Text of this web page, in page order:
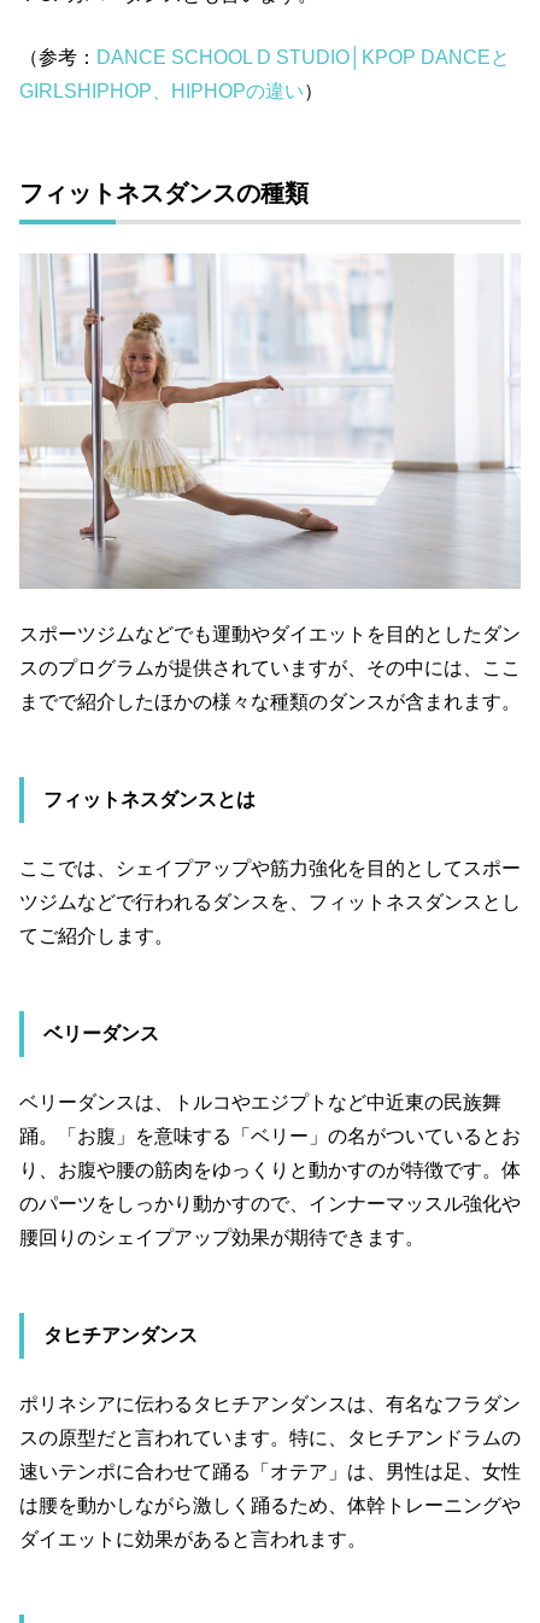
（参考： DANCE SCHOOL D STUDIO│KPOP DANCEと
GIRLSHIPHOP、HIPHOPの違い）
フィットネスダンスの種類
スポーツジムなどでも運動やダイエットを目的としたダン
スのプログラムが提供されていますが、その中には、ここ
までで紹介したほかの様々な種類のダンスが含まれます。
フィットネスダンスとは
ここでは、シェイプアップや筋力強化を目的としてスポー
ツジムなどで行われるダンスを、フィットネスダンスとし
てご紹介します。
ベリーダンス
ベリーダンスは、トルコやエジプトなど中近東の民族舞
踊。「お腹」を意味する「ベリー」の名がついているとお
り、お腹や腰の筋肉をゆっくりと動かすのが特徴です。体
のパーツをしっかり動かすので、インナーマッスル強化や
腰回りのシェイプアップ効果が期待できます。
タヒチアンダンス
ポリネシアに伝わるタヒチアンダンスは、有名なフラダン
スの原型だと言われています。特に、タヒチアンドラムの
速いテンポに合わせて踊る「オテア」は、男性は足、女性
は腰を動かしながら激しく踊るため、体幹トレーニングや
ダイエットに効果があると言われます。